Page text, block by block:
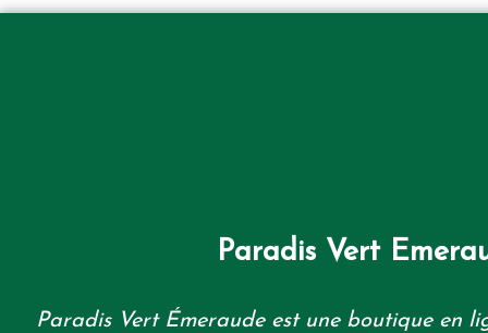
Paradis Vert
Paradis Vert Émeraude est une boutique en